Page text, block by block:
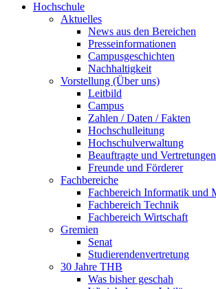
Hochschule
Aktuelles
News aus den Bereichen
Presseinformationen
Campusgeschichten
Nachhaltigkeit
Vorstellung (Über uns)
Leitbild
Campus
Zahlen / Daten / Fakten
Hochschulleitung
Hochschulverwaltung
Beauftragte und Vertretungen
Freunde und Förderer
Fachbereiche
Fachbereich Informatik und
Fachbereich Technik
Fachbereich Wirtschaft
Gremien
Senat
Studierendenvertretung
30 Jahre THB
Was bisher geschah